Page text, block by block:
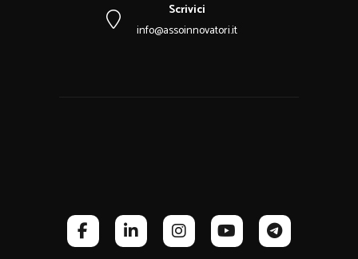
Scrivici
info@assoinnovatori.it